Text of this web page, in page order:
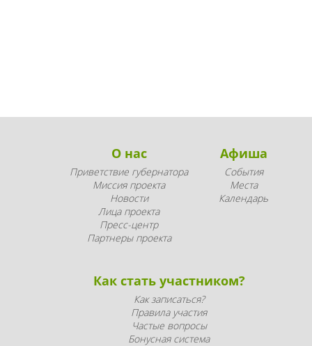
О нас
Приветствие губернатора
Миссия проекта
Новости
Лица проекта
Пресс-центр
Партнеры проекта
Афиша
События
Места
Календарь
Как стать участником?
Как записаться?
Правила участия
Частые вопросы
Бонусная система